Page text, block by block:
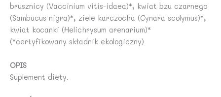
brusznicy (Vaccinium vitis-idaea)*, kwiat bzu czarnego
(Sambucus nigra)*, ziele karczocha (Cynara scolymus)*,
kwiat kocanki (Helichrysum arenarium)*
(*certyfikowany składnik ekologiczny)
OPIS
Suplement diety.